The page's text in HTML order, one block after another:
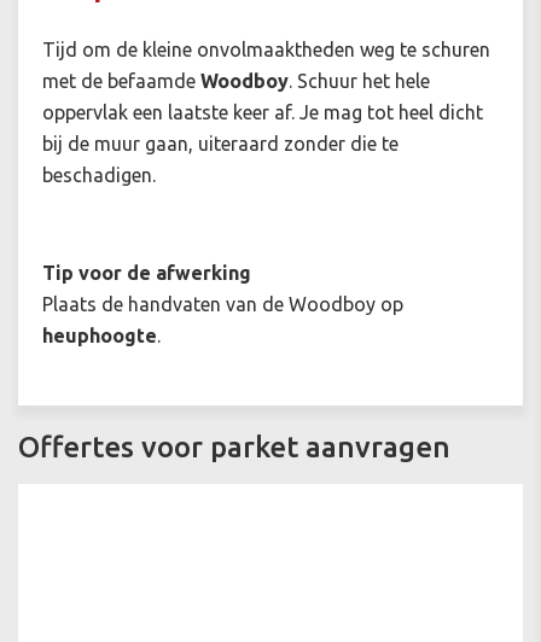
Tijd om de kleine onvolmaaktheden weg te schuren
met de befaamde Woodboy. Schuur het hele
oppervlak een laatste keer af. Je mag tot heel dicht
bij de muur gaan, uiteraard zonder die te
beschadigen.
Tip voor de afwerking
Plaats de handvaten van de Woodboy op
heuphoogte.
Offertes voor parket aanvragen